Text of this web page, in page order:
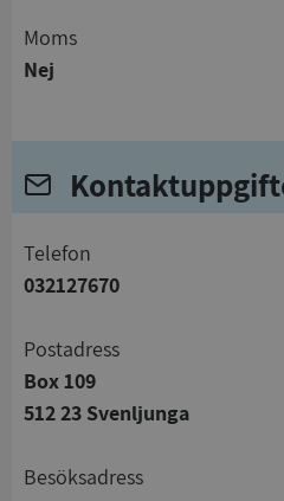
Moms
Nej
telefon
032127670
Postadress
Box 109
512 23 Svenljunga
Besöksadress